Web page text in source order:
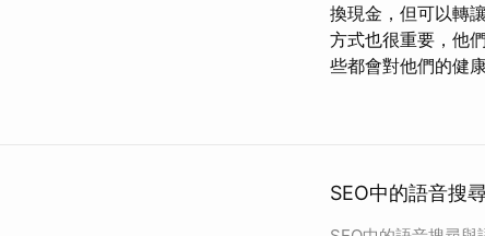
換現金，但可以轉
方式也很重要，他
些都會對他們的健
SEO中的語音搜